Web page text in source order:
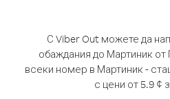
С Viber Out можете да
обаждания до Мартиник от
всеки номер в Мартиник -
с цени от 5.9 ¢